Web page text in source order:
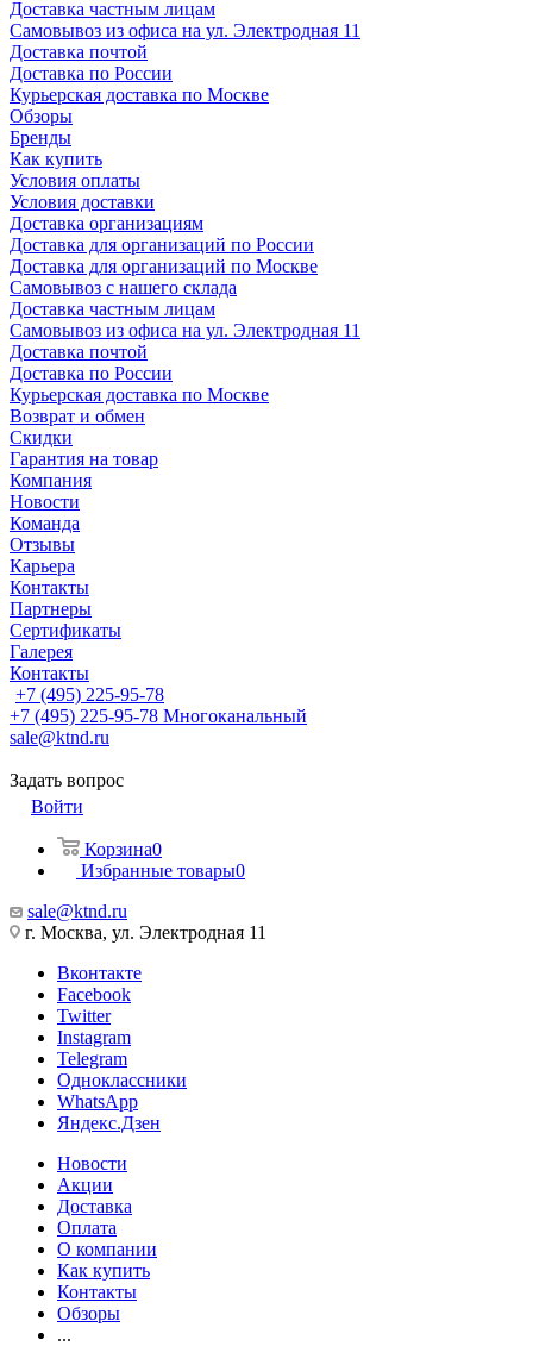
Доставка частным лицам
Самовывоз из офиса на ул. Электродная 11
Доставка почтой
Доставка по России
Курьерская доставка по Москве
Обзоры
Бренды
Как купить
Условия оплаты
Условия доставки
Доставка организациям
Доставка для организаций по России
Доставка для организаций по Москве
Самовывоз с нашего склада
Доставка частным лицам
Самовывоз из офиса на ул. Электродная 11
Доставка почтой
Доставка по России
Курьерская доставка по Москве
Возврат и обмен
Скидки
Гарантия на товар
Компания
Новости
Команда
Отзывы
Карьера
Контакты
Партнеры
Сертификаты
Галерея
Контакты
+7 (495) 225-95-78
+7 (495) 225-95-78 Многоканальный
sale@ktnd.ru
Задать вопрос
Войти
Корзина0
Избранные товары0
sale@ktnd.ru
г. Москва, ул. Электродная 11
Вконтакте
Facebook
Twitter
Instagram
Telegram
Одноклассники
WhatsApp
Яндекс.Дзен
Новости
Акции
Доставка
Оплата
О компании
Как купить
Контакты
Обзоры
...